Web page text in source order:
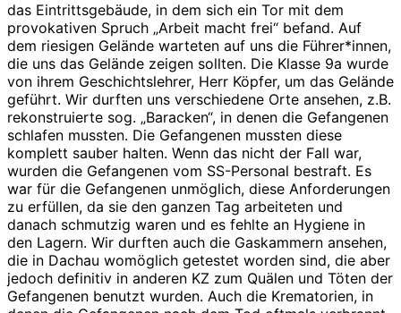
das Eintrittsgebäude, in dem sich ein Tor mit dem
provokativen Spruch „Arbeit macht frei“ befand. Auf
dem riesigen Gelände warteten auf uns die Führer*innen,
die uns das Gelände zeigen sollten. Die Klasse 9a wurde
von ihrem Geschichtslehrer, Herr Köpfer, um das Gelände
geführt. Wir durften uns verschiedene Orte ansehen, z.B.
rekonstruierte sog. „Baracken“, in denen die Gefangenen
schlafen mussten. Die Gefangenen mussten diese
komplett sauber halten. Wenn das nicht der Fall war,
wurden die Gefangenen vom SS-Personal bestraft. Es
war für die Gefangenen unmöglich, diese Anforderungen
zu erfüllen, da sie den ganzen Tag arbeiteten und
danach schmutzig waren und es fehlte an Hygiene in
den Lagern. Wir durften auch die Gaskammern ansehen,
die in Dachau womöglich getestet worden sind, die aber
jedoch definitiv in anderen KZ zum Quälen und Töten der
Gefangenen benutzt wurden. Auch die Krematorien, in